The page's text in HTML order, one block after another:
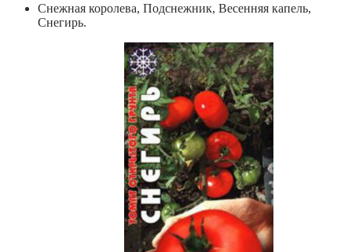
Снежная королева, Подснежник, Весенняя капель,
Снегирь.